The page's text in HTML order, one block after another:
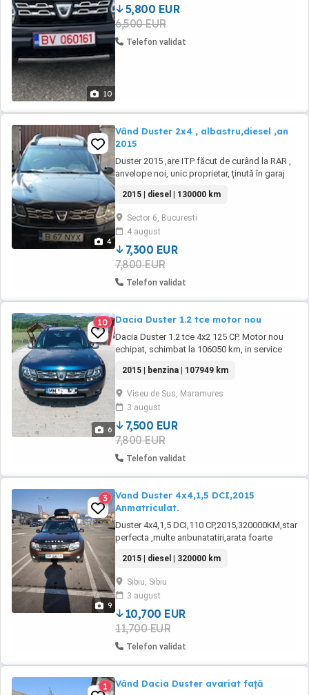
10
video ...
5,800 EUR
6,500 EUR
Telefon validat
4
Vând Duster 2x4 , albastru,diesel ,an
2015
Duster 2015 ,are ITP făcut de curând la RAR ,
anvelope noi, unic proprietar, ținută în garaj
2015 | diesel | 130000 km
Sector 6, Bucuresti
4 august
7,300 EUR
7,800 EUR
Telefon validat
6
10 Dacia Duster 1.2 tce motor nou
Dacia Duster 1.2 tce 4x2 125 CP. Motor nou
echipat, schimbat la 106050 km, in service
deviz de montare, omologat in cartea de
identitate la RAR. Am făcut toate schimburile
de uleiuri+ambreaj+ curea de transmisie+fulie
arbore. Motorul are 1900 km in ușoară ...
2015 | benzina | 107949 km
Viseu de Sus, Maramures
3 august
7,500 EUR
7,800 EUR
Telefon validat
9
3
Vand Duster 4x4,1,5 DCI,2015
Anmatriculat.
Duster 4x4,1,5 DCI,110 CP,2015,320000KM,stare
perfecta ,multe anbunatatiri,arata foarte
recent,.+multe alte consumabile.,statie emisie
receptie,antiradar,central,alarma,genti,carlig,bari
transversale,navigatie cu camera
marsalier,camera fata,camera spate, je ...
2015 | diesel | 320000 km
Sibiu, Sibiu
3 august
10,700 EUR
11,700 EUR
Telefon validat
1 Vând Dacia Duster avariat față